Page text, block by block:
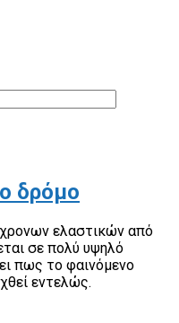
δρόμο
ελαστικών από
σε πολύ υψηλό
πως το φαινόμενο
εντελώς.